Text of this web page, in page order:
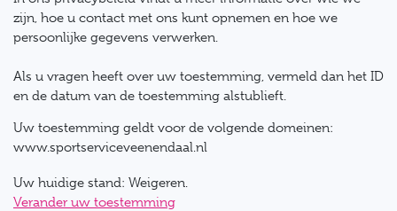
zijn, hoe u contact met ons kunt opnemen en hoe we
persoonlijke gegevens verwerken.
Als u vragen heeft over uw toestemming, vermeld dan het ID
en de datum van de toestemming alstublieft.
Uw toestemming geldt voor de volgende domeinen:
www.sportserviceveenendaal.nl
Uw huidige stand: Weigeren.
Verander uw toestemming